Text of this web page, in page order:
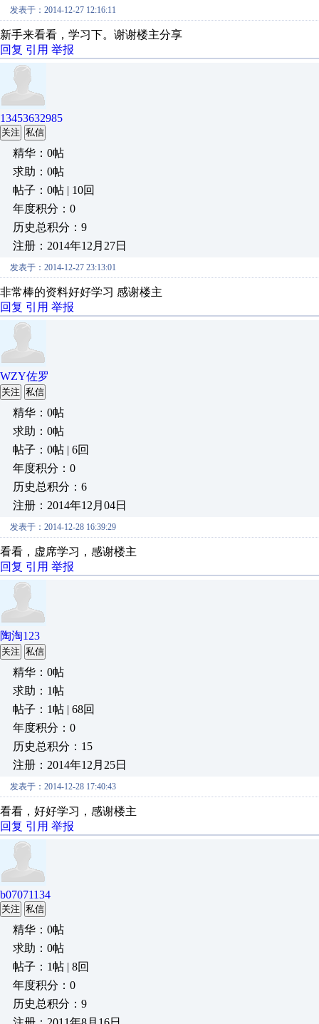
发表于：2014-12-27 12:16:11
新手来看看，学习下。谢谢楼主分享
回复 引用 举报
13453632985
关注 私信
精华：0帖
求助：0帖
帖子：0帖 | 10回
年度积分：0
历史总积分：9
注册：2014年12月27日
发表于：2014-12-27 23:13:01
非常棒的资料好好学习 感谢楼主
回复 引用 举报
WZY佐罗
关注 私信
精华：0帖
求助：0帖
帖子：0帖 | 6回
年度积分：0
历史总积分：6
注册：2014年12月04日
发表于：2014-12-28 16:39:29
看看，虚席学习，感谢楼主
回复 引用 举报
陶淘123
关注 私信
精华：0帖
求助：1帖
帖子：1帖 | 68回
年度积分：0
历史总积分：15
注册：2014年12月25日
发表于：2014-12-28 17:40:43
看看，好好学习，感谢楼主
回复 引用 举报
b07071134
关注 私信
精华：0帖
求助：0帖
帖子：1帖 | 8回
年度积分：0
历史总积分：9